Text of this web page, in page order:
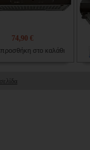
74,90 €
προσθήκη στο καλάθι